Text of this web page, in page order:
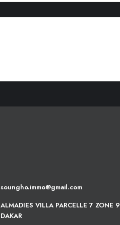
soungho.immo@gmail.com
ALMADIES VILLA PARCELLE 7 ZONE 9
DAKAR